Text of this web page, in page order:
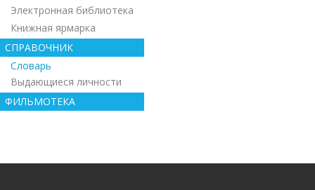
Электронная библиотека
Книжная ярмарка
СПРАВОЧНИК
Словарь
Выдающиеся личности
ФИЛЬМОТЕКА